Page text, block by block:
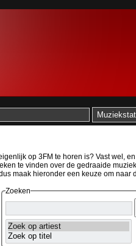
op 3FM te horen is? Vast wel,
te vinden over de gedraaide
maak hieronder een keuze om naar
Zoeken